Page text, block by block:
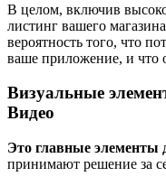
В целом, включив
листинг вашего
вероятность того, что
ваше приложение, и что
Визуальные
Видео
Это главные элементы
принимают решение за